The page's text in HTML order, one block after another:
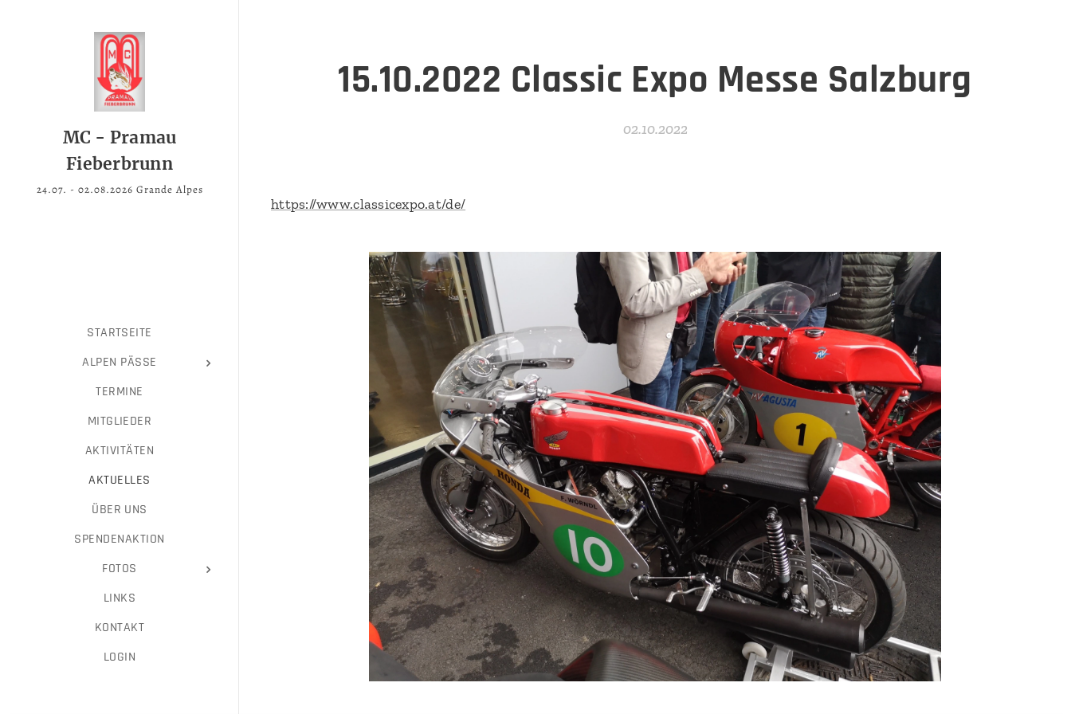
MC - Pramau
Fieberbrunn
24.07. - 02.08.2026 Grande Alpes
STARTSEITE
ALPEN PÄSSE
TERMINE
MITGLIEDER
AKTIVITÄTEN
AKTUELLES
ÜBER UNS
SPENDENAKTION
FOTOS
LINKS
KONTAKT
LOGIN
15.10.2022 Classic Expo Messe Salzburg
02.10.2022
https://www.classicexpo.at/de/